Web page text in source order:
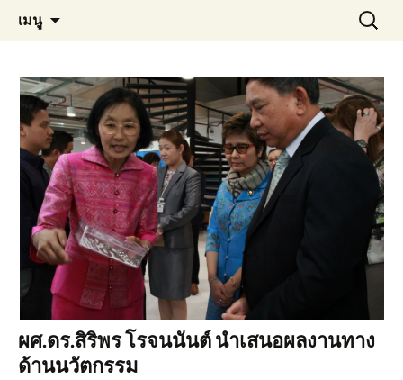
เนื้อหา
MT KMUTT
Materials Technology, KMUTT
เมนู
ค้นหา
สำหรับ:
ผศ.ดร.สิริพร โรจนนันต์ นำเสนอผลงานทาง
ด้านนวัตกรรม